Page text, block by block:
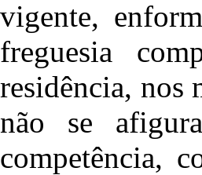
vigente,
freguesia
residência, nos
não se
competência,